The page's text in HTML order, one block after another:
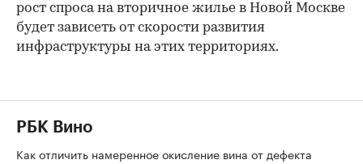
рост спроса на вторичное жилье в Новой Москве
будет зависеть от скорости развития
инфраструктуры на этих территориях.
РБК Вино
Как отличить намеренное окисление вина от дефекта